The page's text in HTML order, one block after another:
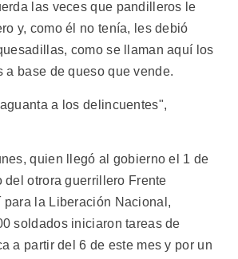
las veces que pandilleros le
y, como él no tenía, les debió
como se llaman aquí los
a base de queso que vende.
a los delincuentes",
quien llegó al gobierno el 1 de
del otrora guerrillero Frente
para la Liberación Nacional,
soldados iniciaron tareas de
a partir del 6 de este mes y por un